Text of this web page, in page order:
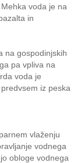
voda je na
in
na gospodinjskih
pa vpliva na
voda je
iz peska
vlaženju
vodnega
obloge vodnega